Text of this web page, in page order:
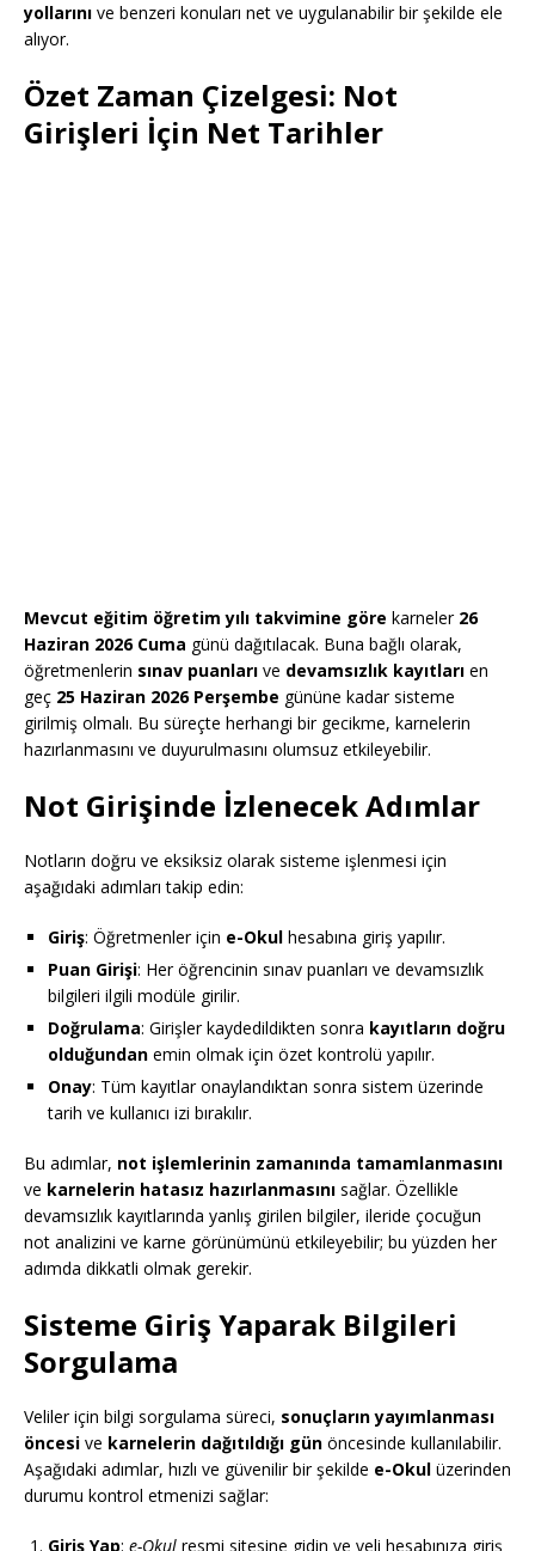
yollarını ve benzeri konuları net ve uygulanabilir bir şekilde ele
alıyor.
Özet Zaman Çizelgesi: Not
Girişleri İçin Net Tarihler
Mevcut eğitim öğretim yılı takvimine göre karneler 26
Haziran 2026 Cuma günü dağıtılacak. Buna bağlı olarak,
öğretmenlerin sınav puanları ve devamsızlık kayıtları en
geç 25 Haziran 2026 Perşembe gününe kadar sisteme
girilmiş olmalı. Bu süreçte herhangi bir gecikme, karnelerin
hazırlanmasını ve duyurulmasını olumsuz etkileyebilir.
Not Girişinde İzlenecek Adımlar
Notların doğru ve eksiksiz olarak sisteme işlenmesi için
aşağıdaki adımları takip edin:
Giriş: Öğretmenler için e-Okul hesabına giriş yapılır.
Puan Girişi: Her öğrencinin sınav puanları ve devamsızlık
bilgileri ilgili modüle girilir.
Doğrulama: Girişler kaydedildikten sonra kayıtların doğru
olduğundan emin olmak için özet kontrolü yapılır.
Onay: Tüm kayıtlar onaylandıktan sonra sistem üzerinde
tarih ve kullanıcı izi bırakılır.
Bu adımlar, not işlemlerinin zamanında tamamlanmasını
ve karnelerin hatasız hazırlanmasını sağlar. Özellikle
devamsızlık kayıtlarında yanlış girilen bilgiler, ileride çocuğun
not analizini ve karne görünümünü etkileyebilir; bu yüzden her
adımda dikkatli olmak gerekir.
Sisteme Giriş Yaparak Bilgileri
Sorgulama
Veliler için bilgi sorgulama süreci, sonuçların yayımlanması
öncesi ve karnelerin dağıtıldığı gün öncesinde kullanılabilir.
Aşağıdaki adımlar, hızlı ve güvenilir bir şekilde e-Okul üzerinden
durumu kontrol etmenizi sağlar:
Giriş Yap: e-Okul resmi sitesine gidin ve veli hesabınıza giriş